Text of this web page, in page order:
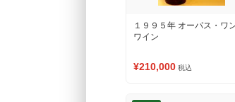
１９９５年 オーパス・ワ
ワイン
¥210,000 税込